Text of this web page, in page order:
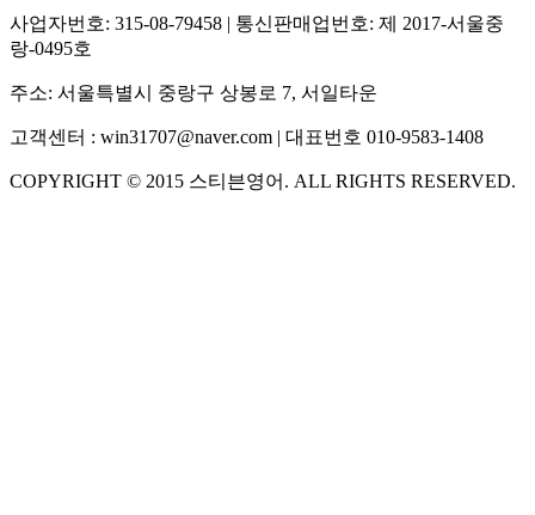
사업자번호: 315-08-79458 | 통신판매업번호: 제 2017-서울중
랑-0495호
주소: 서울특별시 중랑구 상봉로 7, 서일타운
고객센터 : win31707@naver.com | 대표번호 010-9583-1408
COPYRIGHT © 2015 스티븐영어 . ALL RIGHTS RESERVED.